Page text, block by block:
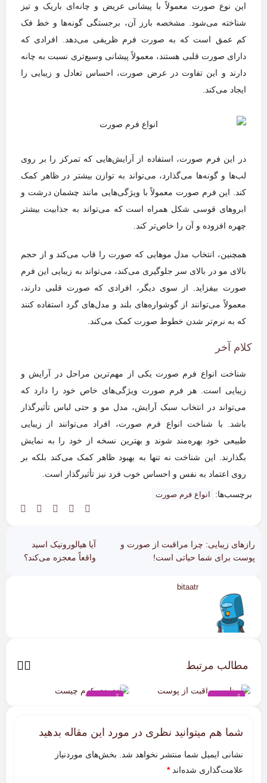
این نوع صورت معمولاً با پیشانی عریض و چانه‌ای باریک و تیز
شناخته می‌شود. مشخصه بارز آن، برجستگی گونه‌ها و خط فک
کم عمق است که به صورت فرم ظریفی می‌دهد. افرادی که
دارای صورت قلبی هستند، معمولاً پیشانی وسیع‌تری نسبت به چانه
دارند و این تفاوت در عرض صورت، احساس تعادل و زیبایی را
ایجاد می‌کند.
در این فرم صورت، استفاده از آرایش‌هایی که تمرکز را بر روی
لب‌ها و گونه‌ها می‌گذارد، می‌تواند به توازن بیشتر در ظاهر کمک
کند. این فرم صورت معمولاً با ویژگی‌هایی مانند چشمان درشت و
ابروهای قوسی شکل همراه است که می‌تواند به جذابیت بیشتر
چهره افزوده و آن را خاص‌تر کند.
همچنین، انتخاب مدل موهایی که صورت را قاب می‌کند و از حجم
بالای مو در بالای سر جلوگیری می‌کند، می‌تواند به زیبایی این فرم
صورت بیفزاید. از سوی دیگر، افرادی که صورت قلبی دارند،
معمولاً می‌توانند از گوشواره‌های بلند و مدل‌های گرد استفاده کنند
که به نرم‌تر شدن خطوط صورت کمک می‌کند.
کلام آخر
شناخت انواع فرم صورت یکی از مهم‌ترین مراحل در آرایش و
زیبایی است. هر فرم صورت ویژگی‌های خاص خود را دارد که
می‌تواند در انتخاب سبک آرایش، مدل مو و حتی لباس تأثیرگذار
باشد. با شناخت انواع فرم صورت، افراد می‌توانند از زیبایی
طبیعی خود بهره‌مند شوند و بهترین نسخه از خود را به نمایش
بگذارند. این شناخت نه تنها به بهبود ظاهر کمک می‌کند بلکه بر
روی اعتماد به نفس و احساس خوب فرد نیز تأثیرگذار است.
برچسب‌ها: انواع فرم صورت
رازهای زیبایی: چرا مراقبت از صورت و
پوست برای شما حیاتی است!
آیا هیالورونیک اسید
واقعاً معجزه می‌کند؟
bitaatr
مطالب مرتبط
آموزشی
چگونه یک برنامه مراقبت از
پوست موثر براساس نوع
پوست تان بسازید
آموزشی
آرایشی و مراقبت از پوست در
یک پک!
شما هم میتوانید نظری در مورد این مقاله بدهید
نشانی ایمیل شما منتشر نخواهد شد.
بخش‌های موردنیاز
علامت‌گذاری شده‌اند*